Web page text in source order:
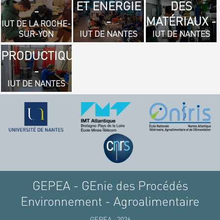
-
IUT DE LA ROCHE-
SUR-YON
ET ENERGIE
-
IUT DE NANTES
DES
MATÉRIAUX -
IUT DE NANTES
- GÉNIE
MÉCANIQUE
ET
PRODUCTIQUE
-
IUT DE NANTES
GEPEA - GEnie des Procédés
Environnement - Agroalimentaire